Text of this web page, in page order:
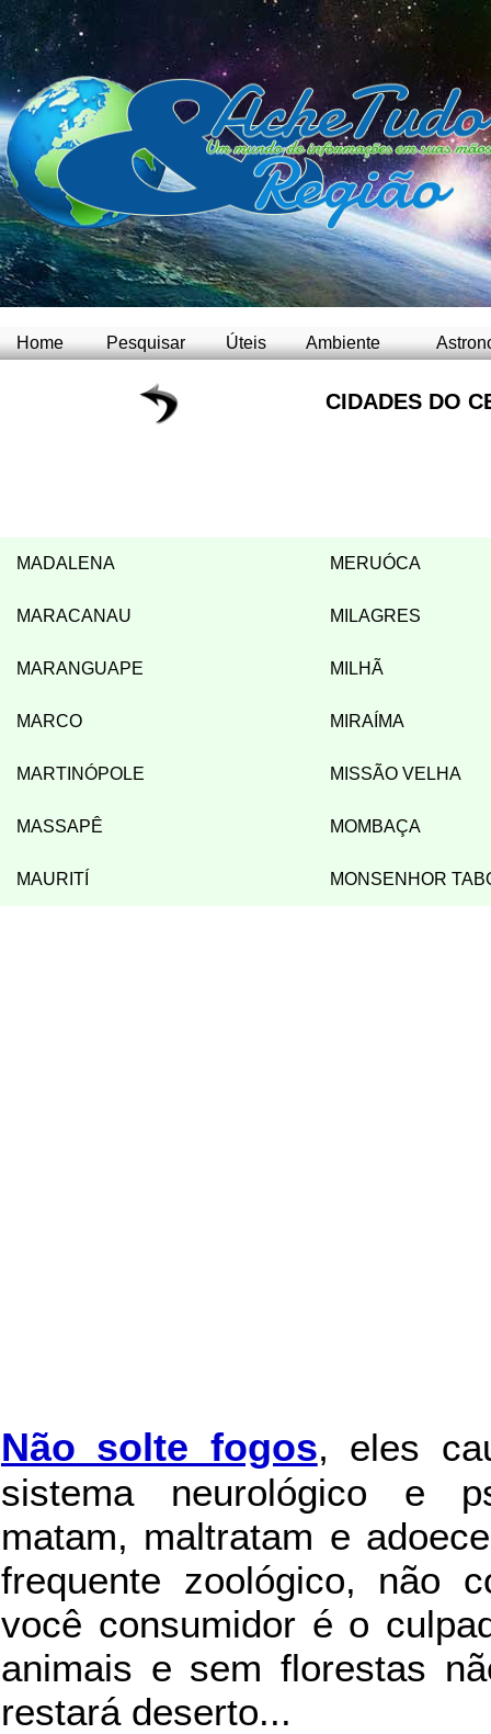
Home Pesquisar Úteis Ambiente
CIDADES DO
MADALENA MERUÓCA
MARACANAU MILAGRES
MARANGUAPE MILHÃ
MARCO MIRAÍMA
MARTINÓPOLE MISSÃO VELHA
MASSAPÊ MOMBAÇA
MAURITÍ MONSENHOR
Não solte fogos, eles
sistema neurológico e
matam, maltratam e
frequente zoológico, não
você consumidor é o
animais e sem florestas
restará deserto...